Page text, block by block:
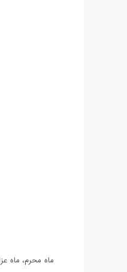
ماه محرم، ماه